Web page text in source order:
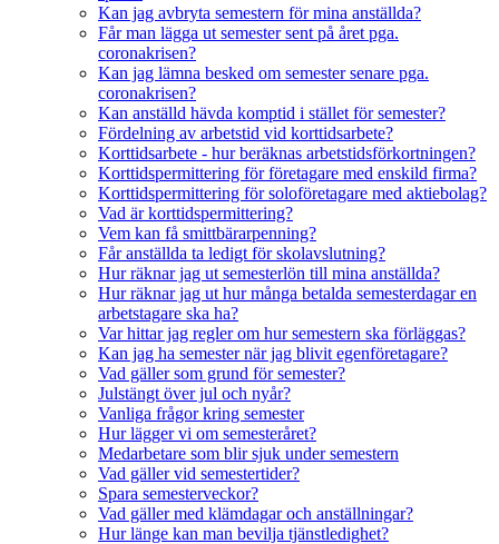
Kan jag avbryta semestern för mina anställda?
Får man lägga ut semester sent på året pga.
coronakrisen?
Kan jag lämna besked om semester senare pga.
coronakrisen?
Kan anställd hävda komptid i stället för semester?
Fördelning av arbetstid vid korttidsarbete?
Korttidsarbete - hur beräknas arbetstidsförkortningen?
Korttidspermittering för företagare med enskild firma?
Korttidspermittering för soloföretagare med aktiebolag?
Vad är korttidspermittering?
Vem kan få smittbärarpenning?
Får anställda ta ledigt för skolavslutning?
Hur räknar jag ut semesterlön till mina anställda?
Hur räknar jag ut hur många betalda semesterdagar en
arbetstagare ska ha?
Var hittar jag regler om hur semestern ska förläggas?
Kan jag ha semester när jag blivit egenföretagare?
Vad gäller som grund för semester?
Julstängt över jul och nyår?
Vanliga frågor kring semester
Hur lägger vi om semesteråret?
Medarbetare som blir sjuk under semestern
Vad gäller vid semestertider?
Spara semesterveckor?
Vad gäller med klämdagar och anställningar?
Hur länge kan man bevilja tjänstledighet?